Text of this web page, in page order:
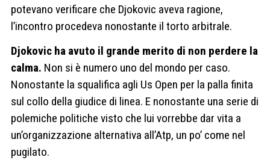
potevano verificare che Djokovic aveva ragione,
l’incontro procedeva nonostante il torto arbitrale.
Djokovic ha avuto il grande merito di non perdere la
calma. Non si è numero uno del mondo per caso.
Nonostante la squalifica agli Us Open per la palla finita
sul collo della giudice di linea. E nonostante una serie di
polemiche politiche visto che lui vorrebbe dar vita a
un’organizzazione alternativa all’Atp, un po’ come nel
pugilato.